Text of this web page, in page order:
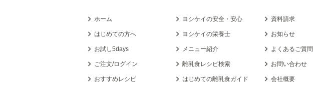
ホーム
はじめての方へ
お試し5days
ご注文/ログイン
おすすめレシピ
ヨシケイの安全・安心
ヨシケイの栄養士
メニュー紹介
離乳食レシピ検索
はじめての離乳食ガイド
資料請求
お知らせ
よくあるご質問
お問い合わせ
会社概要